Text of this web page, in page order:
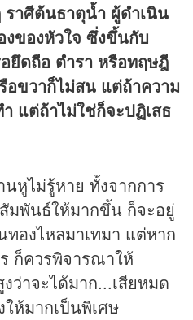
าศีต้นธาตุน้ำ ผู้ดำเนิน
งของหัวใจ ซึ่งขึ้นกับ
ยึดถือ ตำรา หรือทฤษฎี
ขวาก็ไม่สน แต่ถ้าความ
แต่ถ้าไม่ใช่ก็จะปฏิเสธ
หูไม่รู้หาย ทั้งจากการ
พันธ์ให้มากขึ้น ก็จะอยู่
องไหลมาเทมา แต่หาก
ก็ควรพิจารณาให้
ว่าจะได้มาก...เสียหมด
ห้มากเป็นพิเศษ